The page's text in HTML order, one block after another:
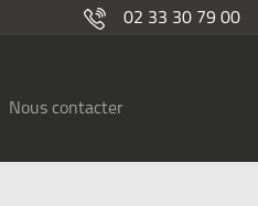
02 33 30 79 00
Nous contacter